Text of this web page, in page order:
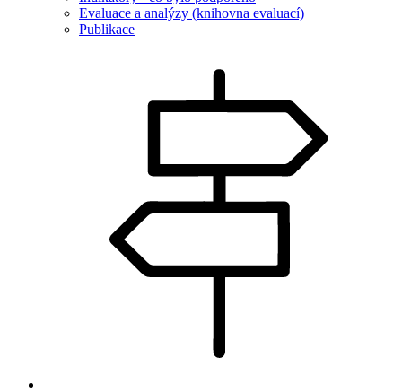
Evaluace a analýzy (knihovna evaluací)
Publikace